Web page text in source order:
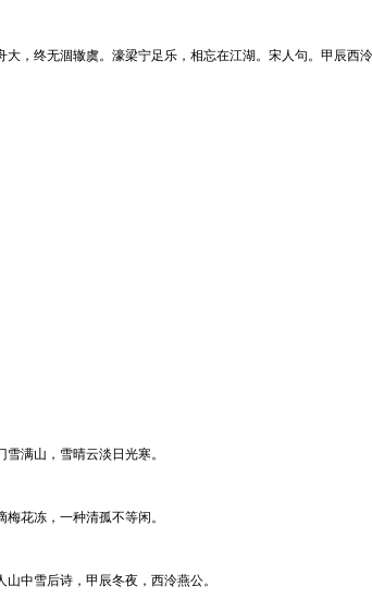
大，终无涸辙虞。濠梁宁足乐，相忘在江湖。宋人句。甲辰西泠
雪满山，雪晴云淡日光寒。
梅花冻，一种清孤不等闲。
山中雪后诗，甲辰冬夜，西泠燕公。